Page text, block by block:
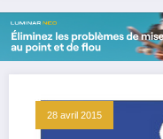
28 avril 2015